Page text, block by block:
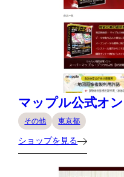
マップル公式オ
その他 東京都
ショップを見る